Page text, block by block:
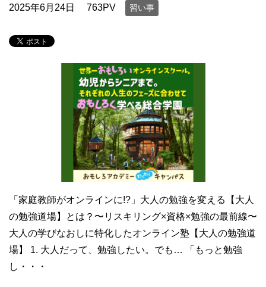
2025年6月24日 763PV 習い事
「家庭教師がオンラインに!?」大人の勉強を変える【大人
の勉強道場】とは？〜リスキリング×資格×勉強の最前線〜
大人の学びなおしに特化したオンライン塾【大人の勉強道
場】 1. 大人だって、勉強したい。でも… 「もっと勉強
し・・・